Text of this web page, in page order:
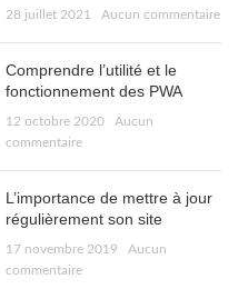
28 juillet 2021 Aucun commentaire
Comprendre l’utilité et le
fonctionnement des PWA
12 octobre 2020
Aucun
commentaire
L’importance de mettre à jour
régulièrement son site
17 novembre 2019
Aucun
commentaire